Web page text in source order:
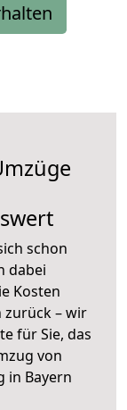
schon
dabei
Kosten
zurück – wir
für Sie, das
von
in Bayern